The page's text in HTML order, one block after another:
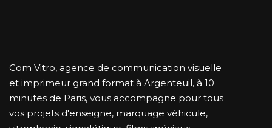
Com Vitro, agence de communication visuelle
et imprimeur grand format à Argenteuil, à 10
minutes de Paris, vous accompagne pour tous
vos projets d'enseigne, marquage véhicule,